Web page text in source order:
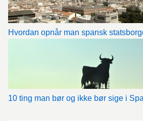
Hvordan opnår man spansk
10 ting man bør og ikke bør sige i